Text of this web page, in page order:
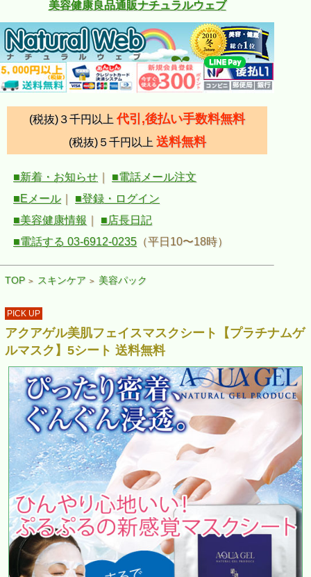
美容健康良品通販ナチュラルウェブ
(税抜)３千円以上 代引,後払い手数料無料
(税抜)５千円以上 送料無料
■新着・お知らせ
■電話メール注文
■Eメール
■登録・ログイン
■美容健康情報
■店長日記
■電話する 03-6912-0235 （平日10〜18時）
TOP > スキンケア > 美容パック
PICK UP
アクアゲル美肌フェイスマスクシート【プラチナムゲ
ルマスク】5シート 送料無料